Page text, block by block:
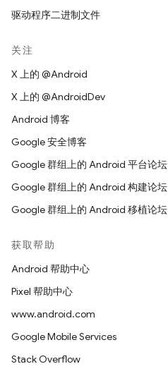
驱动程序二进制文件
关注
X 上的 @Android
X 上的 @AndroidDev
Android 博客
Google 安全博客
Google 群组上的 Android 平台论坛
Google 群组上的 Android 构建论坛
Google 群组上的 Android 移植论坛
获取帮助
Android 帮助中心
Pixel 帮助中心
www.android.com
Google Mobile Services
Stack Overflow